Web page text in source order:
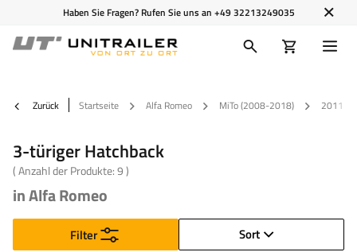
Haben Sie Fragen? Rufen Sie uns an +49 32213249035
Zurück Startseite Alfa Romeo MiTo (2008-2018) 2011
3-türiger Hatchback
( Anzahl der Produkte:9)
in Alfa Romeo
Sort
Filter